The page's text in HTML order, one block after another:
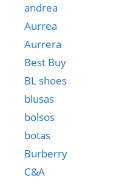
andrea
Aurrea
Aurrera
Best Buy
BL shoes
blusas
bolsos
botas
Burberry
C&A